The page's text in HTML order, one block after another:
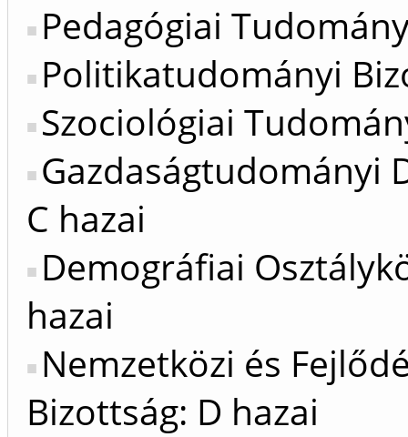
Pedagógiai
Politikatudományi
Szociológiai
Gazdaságtudományi
C hazai
Demográfiai
hazai
Nemzetközi és
Bizottság: D hazai